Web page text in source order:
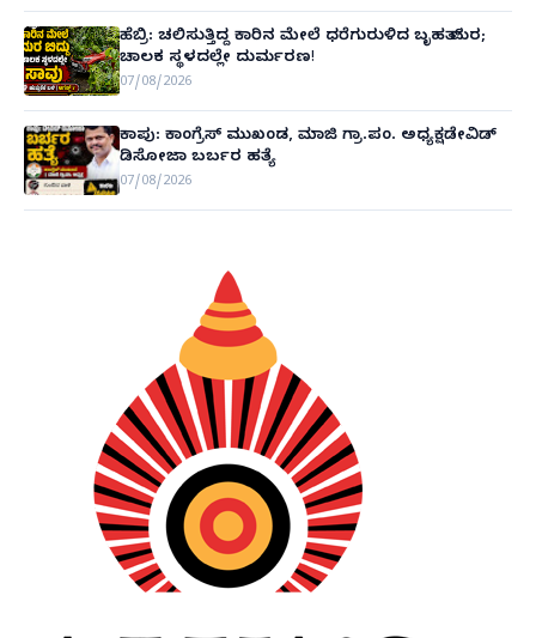
ಹೆಬ್ರಿ: ಚಲಿಸುತ್ತಿದ್ದ ಕಾರಿನ ಮೇಲೆ ಧರೆಗುರುಳಿದ ಬೃಹತ್ ಮರ;
ಚಾಲಕ ಸ್ಥಳದಲ್ಲೇ ದುರ್ಮರಣ!
07/08/2026
ಕಾಪು: ಕಾಂಗ್ರೆಸ್ ಮುಖಂಡ, ಮಾಜಿ ಗ್ರಾ.ಪಂ. ಅಧ್ಯಕ್ಷಡೇವಿಡ್
ಡಿಸೋಜಾ ಬರ್ಬರ ಹತ್ಯೆ
07/08/2026